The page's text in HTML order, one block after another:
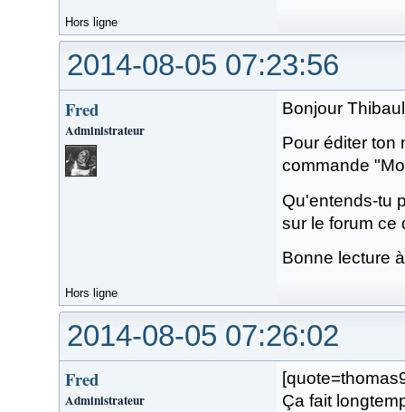
Hors ligne
2014-08-05 07:23:56
Fred
Administrateur
Bonjour
Pour éditer ton
commande
Qu'entends-tu
sur le forum ce
Bonne lecture
Hors ligne
2014-08-05 07:26:02
Fred
Administrateur
Ça fait